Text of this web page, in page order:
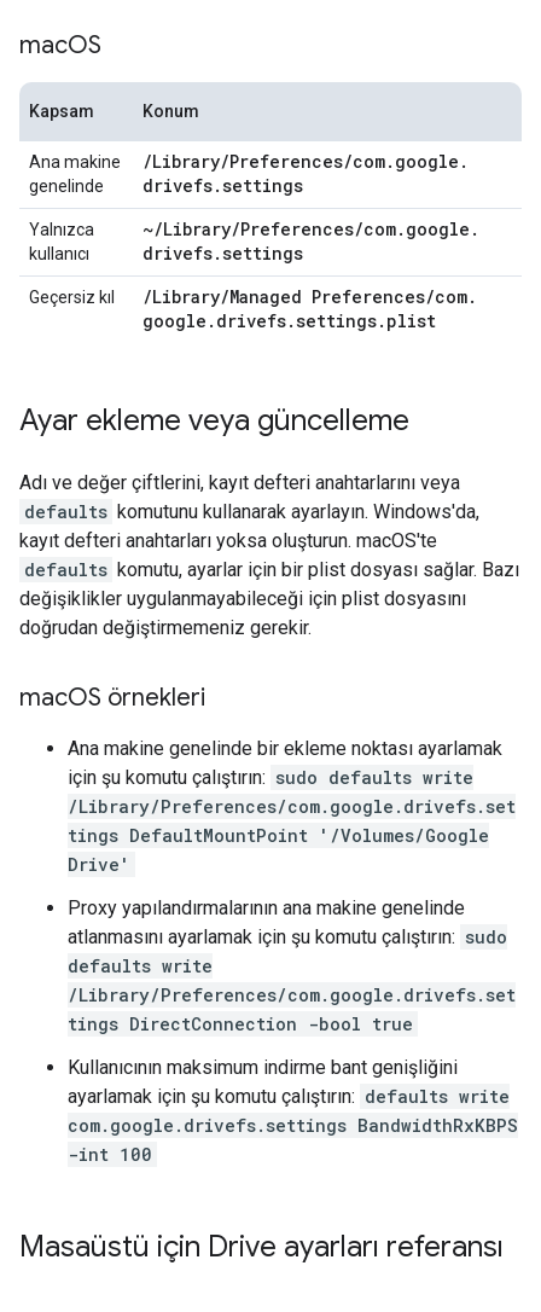
macOS
Kapsam Konum
Ana makine
genelinde
/Library/Preferences/com. google .
drivefs.settings
Yalnızca
kullanıcı
~/Library/Preferences/com. google .
drivefs.settings
Geçersiz kıl /Library/Managed Preferences/com.
google . drivefs.settings. plist
Ayar ekleme veya güncelleme
Adı ve değer çiftlerini, kayıt defteri anahtarlarını veya
defaults komutunu kullanarak ayarlayın. Windows'da,
kayıt defteri anahtarları yoksa oluşturun. macOS'te
defaults komutu, ayarlar için bir plist dosyası sağlar. Bazı
değişiklikler uygulanmayabileceği için plist dosyasını
doğrudan değiştirmemeniz gerekir.
macOS örnekleri
Ana makine genelinde bir ekleme noktası ayarlamak
için şu komutu çalıştırın: sudo defaults write
/Library/Preferences/com.google.drivefs.set
tings DefaultMountPoint '/Volumes/Google
Drive'
Proxy yapılandırmalarının ana makine genelinde
atlanmasını ayarlamak için şu komutu çalıştırın: sudo
defaults write
/Library/Preferences/com.google.drivefs.set
tings DirectConnection -bool true
Kullanıcının maksimum indirme bant genişliğini
ayarlamak için şu komutu çalıştırın: defaults write
com.google.drivefs.settings BandwidthRxKBPS
-int 100
Masaüstü için Drive ayarları referansı